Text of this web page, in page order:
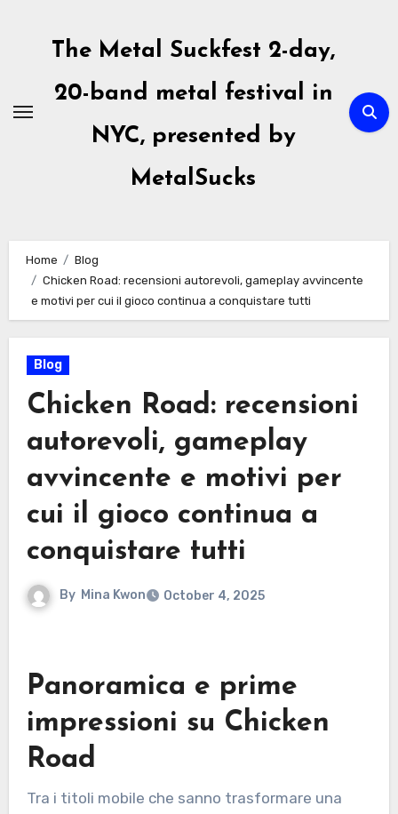
The Metal Suckfest 2-day,
20-band metal festival in
NYC, presented by
MetalSucks
Home
Blog
Chicken Road: recensioni autorevoli, gameplay avvincente
e motivi per cui il gioco continua a conquistare tutti
Blog
Chicken Road: recensioni
autorevoli, gameplay
avvincente e motivi per
cui il gioco continua a
conquistare tutti
By Mina Kwon October 4, 2025
Panoramica e prime
impressioni su Chicken
Road
Tra i titoli mobile che sanno trasformare una